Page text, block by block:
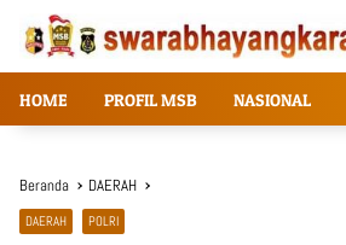
Langsung
konten
HOME PROFIL MSB NASIONAL
Beranda DAERAH
DAERAH POLRI